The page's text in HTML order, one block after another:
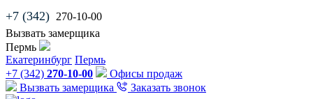
+7 (342) 270-10-00
Вызвать замерщика
Пермь
Екатеринбург Пермь
+7 (342) 270-10-00
Офисы продаж
Вызвать замерщика
Заказать звонок